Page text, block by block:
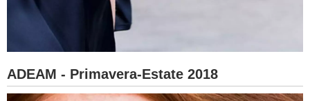
ADEAM - Primavera-Estate 2018